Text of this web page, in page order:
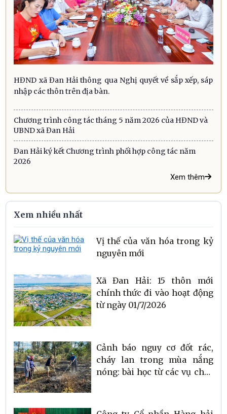
HĐND xã Đan Hải thông qua Nghị quyết về sắp xếp, sáp
nhập các thôn trên địa bàn.
Chương trình công tác tháng 5 năm 2026 của HĐND và
UBND xã Đan Hải
Đan Hải ký kết Chương trình phối hợp công tác năm
2026
Xem thêm
Xem nhiều nhất
Vị thế của văn hóa trong kỷ
nguyên mới
Xã Đan Hải: 15 thôn mới
chính thức đi vào hoạt động
từ ngày 01/7/2026
Cảnh báo nguy cơ đốt rác,
cháy lan trong mùa nắng
nóng: bài học từ các vụ cháy